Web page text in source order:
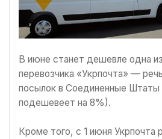
В июне станет дешевле одна
перевозчика «Укрпочта» —
посылок в Соединенные Штаты
подешевеет на 8%).
Кроме того, с 1 июня Укрпочта